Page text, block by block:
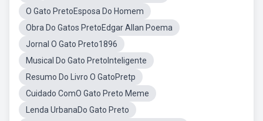
O Gato PretoEsposa Do Homem
Obra Do Gatos PretoEdgar Allan Poema
Jornal O Gato Preto1896
Musical Do Gato PretoInteligente
Resumo Do Livro O GatoPretp
Cuidado ComO Gato Preto Meme
Lenda UrbanaDo Gato Preto